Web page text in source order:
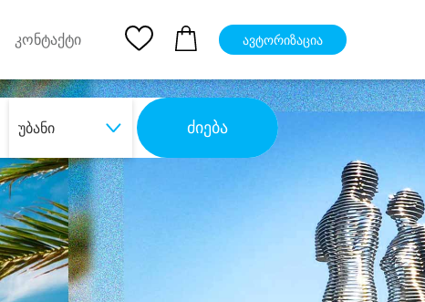
კონტაქტი ავტორიზაცია
უბანი ძიება
დიდი დანაზოგით